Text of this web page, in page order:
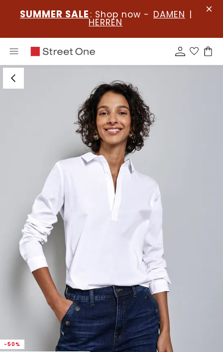
SUMMER SALE : Shop now - DAMEN |
HERREN
-50%